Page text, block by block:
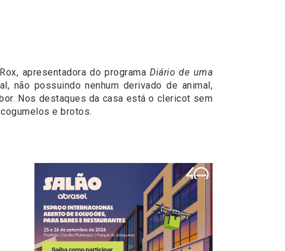
apresentadora do programaDiário de uma
não possuindo nenhum derivado de animal,
Nos destaques da casa está o clericot sem
e brotos.